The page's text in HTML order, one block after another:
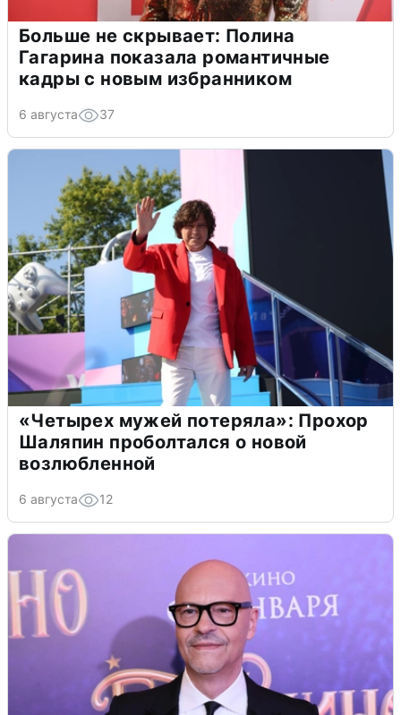
Больше не скрывает: Полина
Гагарина показала романтичные
кадры с новым избранником
6 августа 37
«Четырех мужей потеряла»: Прохор
Шаляпин проболтался о новой
возлюбленной
6 августа 12